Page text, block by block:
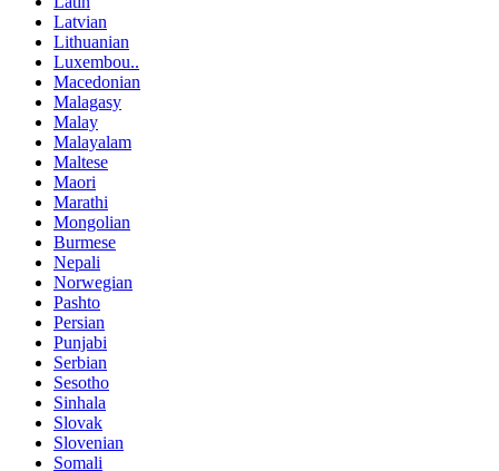
Latvian
Lithuanian
Luxembou..
Macedonian
Malagasy
Malay
Malayalam
Maltese
Maori
Marathi
Mongolian
Burmese
Nepali
Norwegian
Pashto
Persian
Punjabi
Serbian
Sesotho
Sinhala
Slovak
Slovenian
Somali